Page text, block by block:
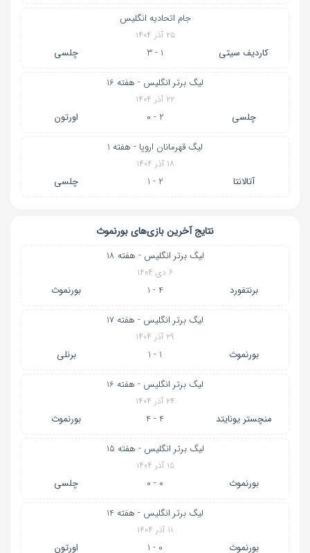
جام اتحادیه انگلیس
۲۵ آذر ۱۴۰۴
کاردیف سیتی 1 - 3 چلسی
لیگ برتر انگلیس - هفته 16
۲۲ آذر ۱۴۰۴
چلسی 2 - 0 اورتون
لیگ قهرمانان اروپا - هفته 1
۱۸ آذر ۱۴۰۴
آتالانتا 2 - 1 چلسی
نتایج آخرین بازی‌های بورنموث
لیگ برتر انگلیس - هفته 18
۶ دی ۱۴۰۴
برنتفورد 4 - 1 بورنموث
لیگ برتر انگلیس - هفته 17
۲۹ آذر ۱۴۰۴
بورنموث 1 - 1 برنلی
لیگ برتر انگلیس - هفته 16
۲۴ آذر ۱۴۰۴
منچستر یونایتد 4 - 4 بورنموث
لیگ برتر انگلیس - هفته 15
۱۵ آذر ۱۴۰۴
بورنموث 0 - 0 چلسی
لیگ برتر انگلیس - هفته 14
۱۱ آذر ۱۴۰۴
بورنموث 0 - 1 اورتون